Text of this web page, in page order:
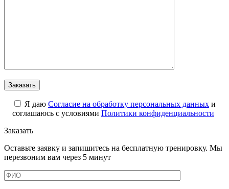
Я даю Cогласие на обработку персональных данных и
соглашаюсь с условиями Политики конфиденциальности
Заказать
Оставьте заявку и запишитесь на бесплатную тренировку. Мы
перезвоним вам через 5 минут